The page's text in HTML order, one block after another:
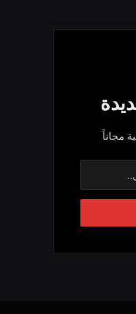
مجاناً